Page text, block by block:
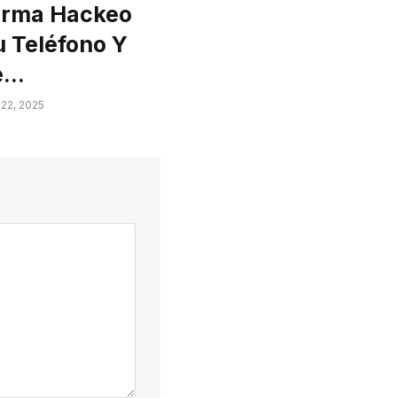
Hackeo
Teléfono Y
2025